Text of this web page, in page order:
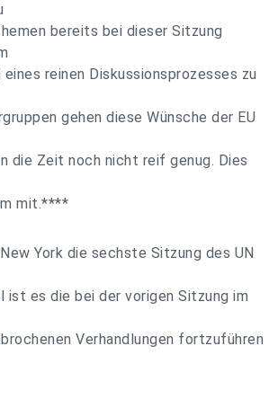
bereits bei dieser Sitzung
reinen Diskussionsprozesses zu
gehen diese Wünsche der EU
die Zeit noch nicht reif genug. Dies
mit.****
York die sechste Sitzung des UN
ist es die bei der vorigen Sitzung im
Verhandlungen fortzuführen